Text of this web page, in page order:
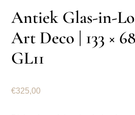
Antiek Glas-in-
Art Deco | 133 ×
GL11
€325,00